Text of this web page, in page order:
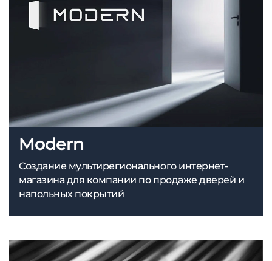
Modern
Создание мультирегионального интернет-
магазина для компании по продаже дверей и
напольных покрытий